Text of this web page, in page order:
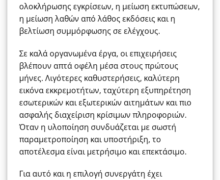
ολοκλήρωσης εγκρίσεων, η μείωση εκτυπώσεων,
η μείωση λαθών από λάθος εκδόσεις και η
βελτίωση συμμόρφωσης σε ελέγχους.
Σε καλά οργανωμένα έργα, οι επιχειρήσεις
βλέπουν απτά οφέλη μέσα στους πρώτους
μήνες. Λιγότερες καθυστερήσεις, καλύτερη
εικόνα εκκρεμοτήτων, ταχύτερη εξυπηρέτηση
εσωτερικών και εξωτερικών αιτημάτων και πιο
ασφαλής διαχείριση κρίσιμων πληροφοριών.
Όταν η υλοποίηση συνδυάζεται με σωστή
παραμετροποίηση και υποστήριξη, το
αποτέλεσμα είναι μετρήσιμο και επεκτάσιμο.
Για αυτό και η επιλογή συνεργάτη έχει